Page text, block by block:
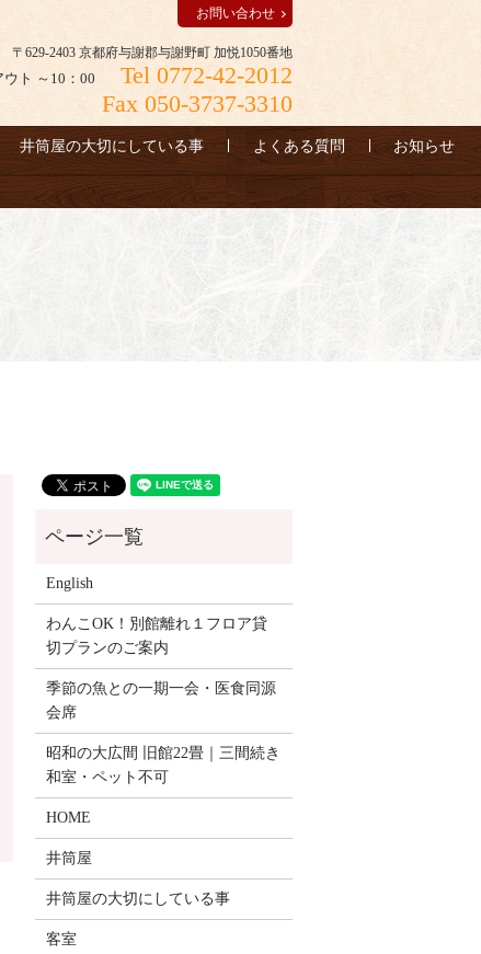
〒629-2403 京都府与謝郡与謝野町 加悦1050番地
ト ～10：00
Tel 0772-42-2012
Fax 050-3737-3310
お問い合わせ
井筒屋の大切にしている事 よくある質問 お知らせ
English
わんこOK！別館離れ１フロア貸
切プランのご案内
季節の魚との一期一会・医食同源
会席
昭和の大広間 旧館22畳｜三間続き
和室・ペット不可
HOME
井筒屋
井筒屋の大切にしている事
客室